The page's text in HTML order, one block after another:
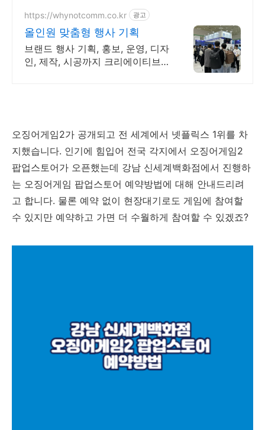
으로 소환합니다.
https://whynotcomm.co.kr 광고
올인원 맞춤형 행사 기획
브랜드 행사 기획, 홍보, 운영, 디자
인, 제작, 시공까지 크리에이티브
오징어게임2가 공개되고 전 세계에서 넷플릭스 1위를 차
지했습니다. 인기에 힘입어 전국 각지에서 오징어게임2
팝업스토어가 오픈했는데 강남 신세계백화점에서 진행하
는 오징어게임 팝업스토어 예약방법에 대해 안내드리려
고 합니다. 물론 예약 없이 현장대기로도 게임에 참여할
수 있지만 예약하고 가면 더 수월하게 참여할 수 있겠죠?